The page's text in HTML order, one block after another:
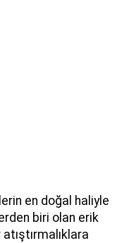
en doğal haliyle
biri olan erik